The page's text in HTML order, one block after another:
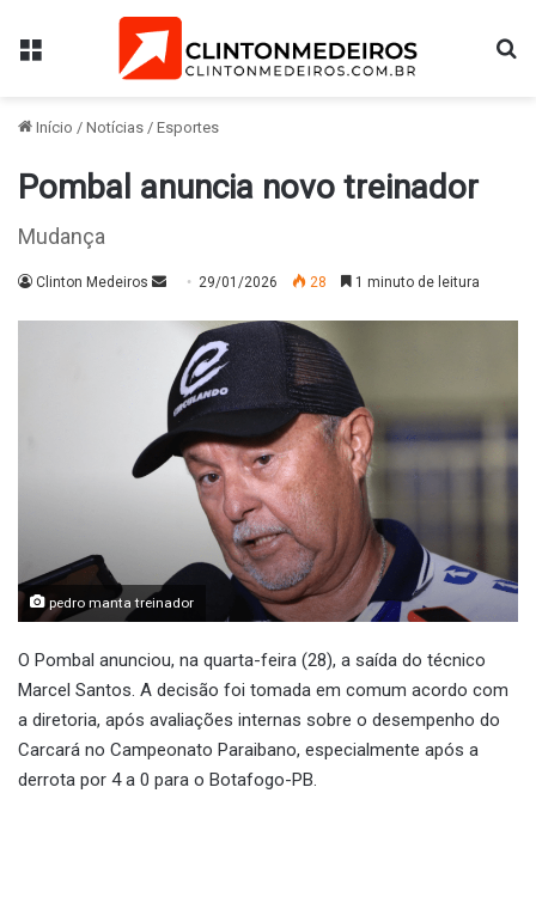
Menu
Início / Notícias / Esportes
Pombal anuncia novo treinador
Mudança
Clinton Medeiros
Mande
mail
29/01/2026 28 1 minuto de leitura
pedro manta treinador
O Pombal anunciou, na quarta-feira (28), a saída do técnico
Marcel Santos. A decisão foi tomada em comum acordo com
a diretoria, após avaliações internas sobre o desempenho do
Carcará no Campeonato Paraibano, especialmente após a
derrota por 4 a 0 para o Botafogo-PB.